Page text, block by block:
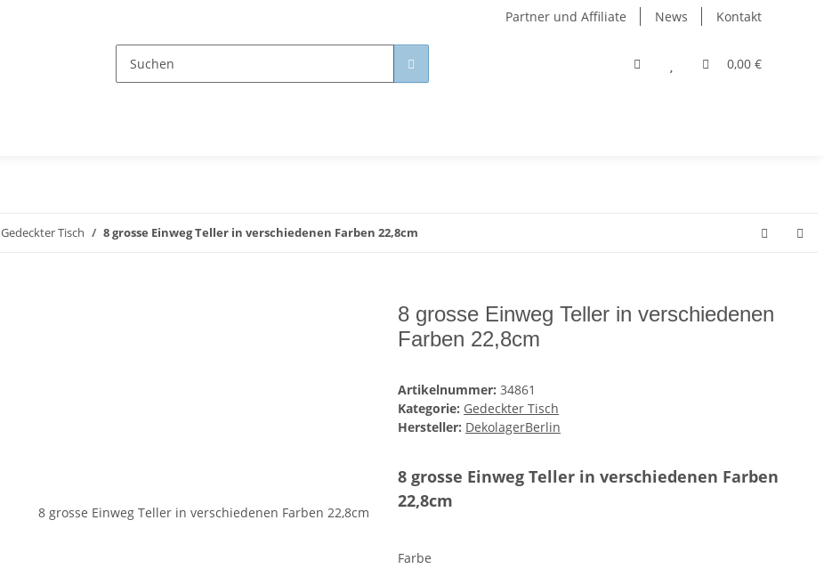
Partner und Affiliate News Kontakt
0,00 €
Gedeckter Tisch 8 grosse Einweg Teller in verschiedenen Farben 22,8cm
8 grosse Einweg Teller in verschiedenen
Farben 22,8cm
Artikelnummer: 34861
Kategorie: Gedeckter Tisch
Hersteller: DekolagerBerlin
8 grosse Einweg Teller in verschiedenen Farben
22,8cm
Farbe